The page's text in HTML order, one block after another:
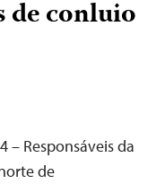
de conluio
– Responsáveis da
de